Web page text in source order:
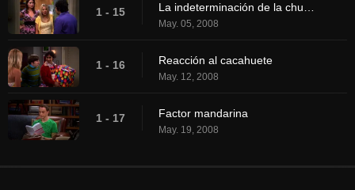
1 - 15 La indeterminación de la chuleta de cerdo
May. 05, 2008
1 - 16 Reacción al cacahuete
May. 12, 2008
1 - 17 Factor mandarina
May. 19, 2008